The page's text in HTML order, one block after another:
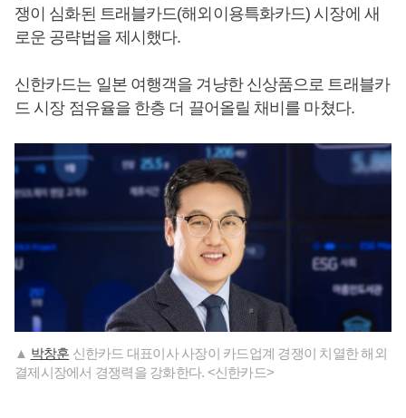
쟁이 심화된 트래블카드(해외이용특화카드) 시장에 새
로운 공략법을 제시했다.
신한카드는 일본 여행객을 겨냥한 신상품으로 트래블카
드 시장 점유율을 한층 더 끌어올릴 채비를 마쳤다.
▲ 박창훈 신한카드 대표이사 사장이 카드업계 경쟁이 치열한 해외
결제시장에서 경쟁력을 강화한다. <신한카드>